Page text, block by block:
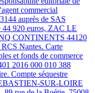
commercial
auprès de SAS
920 euros, ZAC LE
CONTINENTS 44120
Nantes. Carte
et fonds de commerce
2016 000 010 388
Compte séquestre
SUR-LOIRE